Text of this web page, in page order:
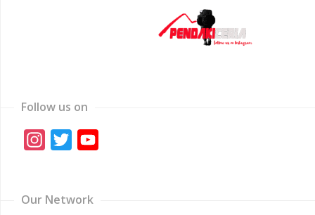
Follow us on
Instagram
Twitter
Our Network